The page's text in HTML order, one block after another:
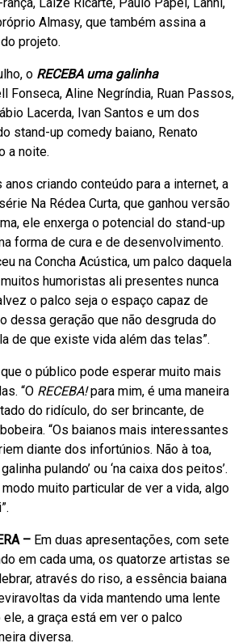
Almasy, que também assina a
projeto.
o RECEBA uma galinha
Fonseca, Aline Negríndia, Ruan Passos,
Lacerda, Ivan Santos e um dos
stand-up comedy baiano, Renato
a noite.
criando conteúdo para a internet, a
Na Rédea Curta, que ganhou versão
ele enxerga o potencial do stand-up
forma de cura e de desenvolvimento.
na Concha Acústica, um palco daquela
humoristas ali presentes nunca
o palco seja o espaço capaz de
dessa geração que não desgruda do
de que existe vida além das telas”.
o público pode esperar muito mais
“O RECEBA!para mim, é uma maneira
do ridículo, do ser brincante, de
“Os baianos mais interessantes
diante dos infortúnios. Não à toa,
pulando’ ou ‘na caixa dos peitos’.
muito particular de ver a vida, algo
– Em duas apresentações, com sete
em cada uma, os quatorze artistas se
através do riso, a essência baiana
da vida mantendo uma lente
ele, a graça está em ver o palco
diversa.